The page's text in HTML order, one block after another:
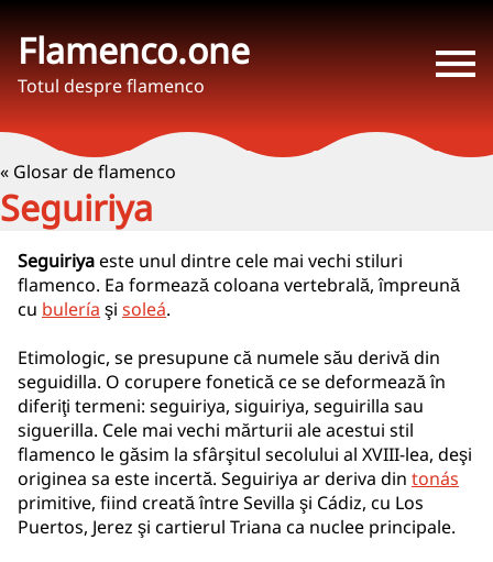
Flamenco.one
Totul despre flamenco
« Glosar de flamenco
Seguiriya
Seguiriyaeste unul dintre cele mai vechi stiluri
flamenco. Ea formează coloana vertebrală, împreună
cu bulería şi soleá.
Etimologic, se presupune că numele său derivă din
seguidilla. O corupere fonetică ce se deformează în
diferiţi termeni: seguiriya, siguiriya, seguirilla sau
siguerilla. Cele mai vechi mărturii ale acestui stil
flamenco le găsim la sfârşitul secolului al XVIII-lea, deşi
originea sa este incertă. Seguiriya ar deriva din tonás
primitive, fiind creată între Sevilla şi Cádiz, cu Los
Puertos, Jerez şi cartierul Triana ca nuclee principale.